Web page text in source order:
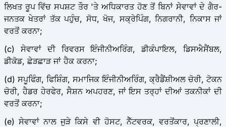
ਲਿਖਤ ਰੂਪ ਵਿੱਚ ਸਪਸ਼ਟ ਤੌਰ 'ਤੇ ਅਧਿਕਾਰਤ ਹੋਣ ਤੋਂ ਬਿਨਾਂ ਸੇਵਾਵਾਂ ਦੇ ਗੈਰ-
ਜਨਤਕ ਖੇਤਰਾਂ ਤੱਕ ਪਹੁੰਚ, ਸੋਧ, ਖੋਜ, ਸਕ੍ਰੇਪਿੰਗ, ਨਿਗਰਾਨੀ, ਨਿਕਾਸ ਜਾਂ
ਵਰਤੋਂ ਕਰਨਾ;
(c) ਸੇਵਾਵਾਂ ਦੀ ਰਿਵਰਸ ਇੰਜੀਨੀਅਰਿੰਗ, ਡੀਕੰਪਾਇਲ, ਡਿਸਐਸੈਂਬਲ,
ਡੀਕੋਡ, ਛੇੜਛਾੜ ਜਾਂ ਹੈਕ ਕਰਨਾ;
(d) ਸਪੂਫਿੰਗ, ਫਿਸ਼ਿੰਗ, ਸਮਾਜਿਕ ਇੰਜੀਨੀਅਰਿੰਗ, ਕ੍ਰੈਡੈਂਸ਼ੀਅਲ ਚੋਰੀ, ਟੋਕਨ
ਚੋਰੀ, ਹੈਡਰ ਹੇਰਫੇਰ, ਸੈਸ਼ਨ ਅਪਹਰਣ, ਜਾਂ ਇਸ ਤਰ੍ਹਾਂ ਦੀਆਂ ਤਕਨੀਕਾਂ ਦੀ
ਵਰਤੋਂ ਕਰਨਾ;
(e) ਸੇਵਾਵਾਂ ਨਾਲ ਜੁੜੇ ਕਿਸੇ ਵੀ ਹੋਸਟ, ਨੈੱਟਵਰਕ, ਵਰਤੋਂਕਾਰ, ਪ੍ਰਣਾਲੀ,